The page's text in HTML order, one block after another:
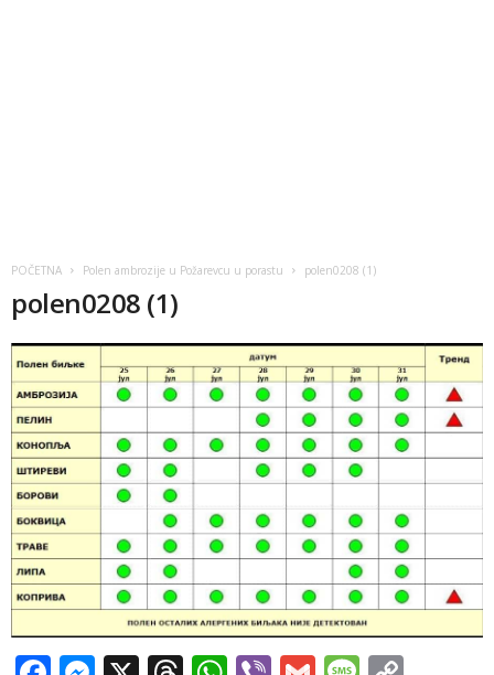
POČETNA Polen ambrozije u Požarevcu u porastu polen0208 (1)
polen0208 (1)